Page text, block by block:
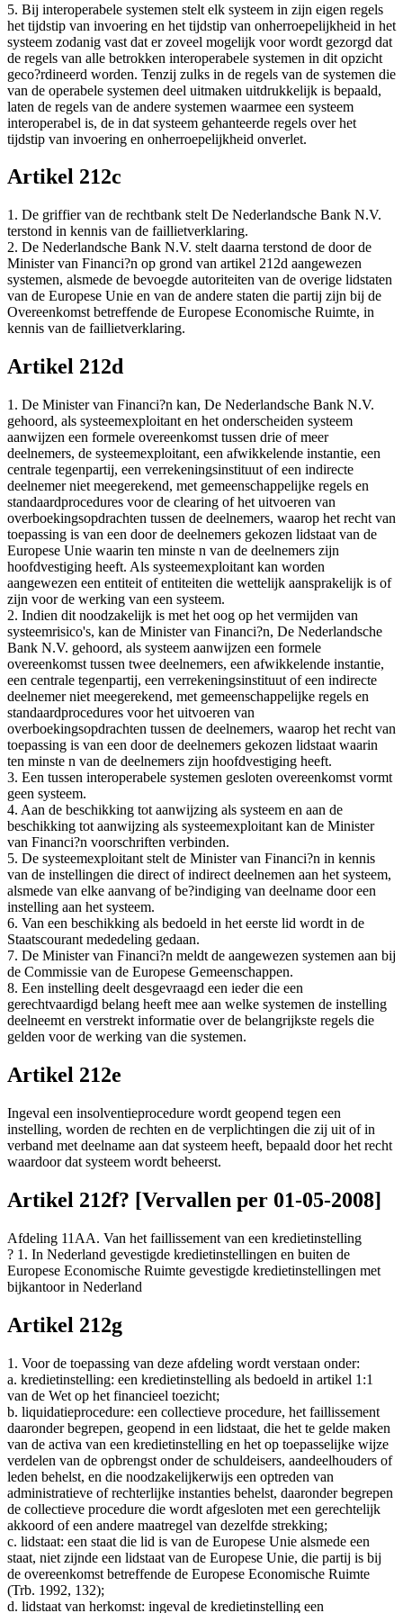
5. Bij interoperabele systemen stelt elk systeem in zijn eigen regels
het tijdstip van invoering en het tijdstip van onherroepelijkheid in het
systeem zodanig vast dat er zoveel mogelijk voor wordt gezorgd dat
de regels van alle betrokken interoperabele systemen in dit opzicht
geco?rdineerd worden. Tenzij zulks in de regels van de systemen die
van de operabele systemen deel uitmaken uitdrukkelijk is bepaald,
laten de regels van de andere systemen waarmee een systeem
interoperabel is, de in dat systeem gehanteerde regels over het
tijdstip van invoering en onherroepelijkheid onverlet.
Artikel 212c
1. De griffier van de rechtbank stelt De Nederlandsche Bank N.V.
terstond in kennis van de faillietverklaring.
2. De Nederlandsche Bank N.V. stelt daarna terstond de door de
Minister van Financi?n op grond van artikel 212d aangewezen
systemen, alsmede de bevoegde autoriteiten van de overige lidstaten
van de Europese Unie en van de andere staten die partij zijn bij de
Overeenkomst betreffende de Europese Economische Ruimte, in
kennis van de faillietverklaring.
Artikel 212d
1. De Minister van Financi?n kan, De Nederlandsche Bank N.V.
gehoord, als systeemexploitant en het onderscheiden systeem
aanwijzen een formele overeenkomst tussen drie of meer
deelnemers, de systeemexploitant, een afwikkelende instantie, een
centrale tegenpartij, een verrekeningsinstituut of een indirecte
deelnemer niet meegerekend, met gemeenschappelijke regels en
standaardprocedures voor de clearing of het uitvoeren van
overboekingsopdrachten tussen de deelnemers, waarop het recht van
toepassing is van een door de deelnemers gekozen lidstaat van de
Europese Unie waarin ten minste n van de deelnemers zijn
hoofdvestiging heeft. Als systeemexploitant kan worden
aangewezen een entiteit of entiteiten die wettelijk aansprakelijk is of
zijn voor de werking van een systeem.
2. Indien dit noodzakelijk is met het oog op het vermijden van
systeemrisico's, kan de Minister van Financi?n, De Nederlandsche
Bank N.V. gehoord, als systeem aanwijzen een formele
overeenkomst tussen twee deelnemers, een afwikkelende instantie,
een centrale tegenpartij, een verrekeningsinstituut of een indirecte
deelnemer niet meegerekend, met gemeenschappelijke regels en
standaardprocedures voor het uitvoeren van
overboekingsopdrachten tussen de deelnemers, waarop het recht van
toepassing is van een door de deelnemers gekozen lidstaat waarin
ten minste n van de deelnemers zijn hoofdvestiging heeft.
3. Een tussen interoperabele systemen gesloten overeenkomst vormt
geen systeem.
4. Aan de beschikking tot aanwijzing als systeem en aan de
beschikking tot aanwijzing als systeemexploitant kan de Minister
van Financi?n voorschriften verbinden.
5. De systeemexploitant stelt de Minister van Financi?n in kennis
van de instellingen die direct of indirect deelnemen aan het systeem,
alsmede van elke aanvang of be?indiging van deelname door een
instelling aan het systeem.
6. Van een beschikking als bedoeld in het eerste lid wordt in de
Staatscourant mededeling gedaan.
7. De Minister van Financi?n meldt de aangewezen systemen aan bij
de Commissie van de Europese Gemeenschappen.
8. Een instelling deelt desgevraagd een ieder die een
gerechtvaardigd belang heeft mee aan welke systemen de instelling
deelneemt en verstrekt informatie over de belangrijkste regels die
gelden voor de werking van die systemen.
Artikel 212e
Ingeval een insolventieprocedure wordt geopend tegen een
instelling, worden de rechten en de verplichtingen die zij uit of in
verband met deelname aan dat systeem heeft, bepaald door het recht
waardoor dat systeem wordt beheerst.
Artikel 212f? [Vervallen per 01-05-2008]
Afdeling 11AA. Van het faillissement van een kredietinstelling
? 1. In Nederland gevestigde kredietinstellingen en buiten de
Europese Economische Ruimte gevestigde kredietinstellingen met
bijkantoor in Nederland
Artikel 212g
1. Voor de toepassing van deze afdeling wordt verstaan onder:
a. kredietinstelling: een kredietinstelling als bedoeld in artikel 1:1
van de Wet op het financieel toezicht;
b. liquidatieprocedure: een collectieve procedure, het faillissement
daaronder begrepen, geopend in een lidstaat, die het te gelde maken
van de activa van een kredietinstelling en het op toepasselijke wijze
verdelen van de opbrengst onder de schuldeisers, aandeelhouders of
leden behelst, en die noodzakelijkerwijs een optreden van
administratieve of rechterlijke instanties behelst, daaronder begrepen
de collectieve procedure die wordt afgesloten met een gerechtelijk
akkoord of een andere maatregel van dezelfde strekking;
c. lidstaat: een staat die lid is van de Europese Unie alsmede een
staat, niet zijnde een lidstaat van de Europese Unie, die partij is bij
de overeenkomst betreffende de Europese Economische Ruimte
(Trb. 1992, 132);
d. lidstaat van herkomst: ingeval de kredietinstelling een